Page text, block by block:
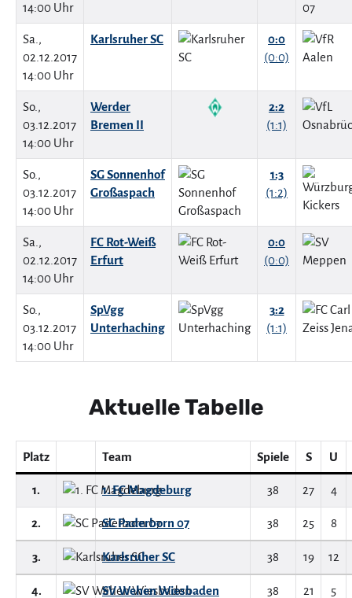
14:00 Uhr
Sa.,
02.12.2017
14:00 Uhr
Karlsruher SC
0:0
(0:0)
So.,
03.12.2017
14:00 Uhr
Werder
Bremen II
2:2
(1:1)
So.,
03.12.2017
14:00 Uhr
SG Sonnenhof
Großaspach
1:3
(1:2)
Sa.,
02.12.2017
14:00 Uhr
FC Rot-Weiß
Erfurt
0:0
(0:0)
So.,
03.12.2017
14:00 Uhr
SpVgg
Unterhaching
3:2
(1:1)
Aktuelle Tabelle
Platz Team Spiele S U
1. 1. FC Magdeburg 38 27 4
2. SC Paderborn 07 38 25 8
3. Karlsruher SC 38 19 12
4. SV Wehen Wiesbaden 38 21 5